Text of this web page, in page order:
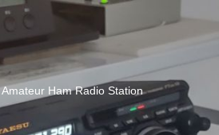
Amateur Ham Radio Station